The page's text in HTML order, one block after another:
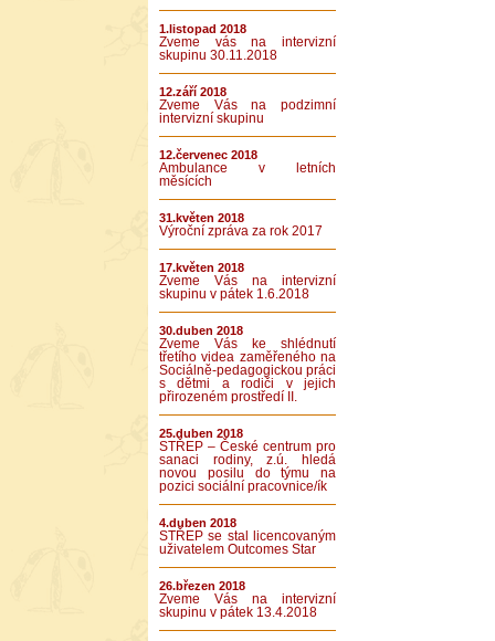
1.listopad 2018
Zveme vás na intervizní
skupinu 30.11.2018
12.září 2018
Zveme Vás na podzimní
intervizní skupinu
12.červenec 2018
Ambulance v letních
měsících
31.květen 2018
Výroční zpráva za rok 2017
17.květen 2018
Zveme Vás na intervizní
skupinu v pátek 1.6.2018
30.duben 2018
Zveme Vás ke shlédnutí
třetího videa zaměřeného na
Sociálně-pedagogickou práci
s dětmi a rodiči v jejich
přirozeném prostředí II.
25.duben 2018
STŘEP – České centrum pro
sanaci rodiny, z.ú. hledá
novou posilu do týmu na
pozici sociální pracovnice/ík
4.duben 2018
STŘEP se stal licencovaným
uživatelem Outcomes Star
26.březen 2018
Zveme Vás na intervizní
skupinu v pátek 13.4.2018